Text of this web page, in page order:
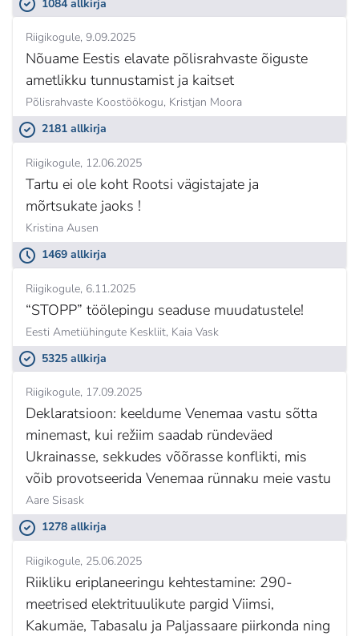
1084 allkirja
Riigikogule 9.09.2025
Nõuame Eestis elavate põlisrahvaste õiguste
ametlikku tunnustamist ja kaitset
Põlisrahvaste Koostöökogu, Kristjan Moora
2181 allkirja
Riigikogule 12.06.2025
Tartu ei ole koht Rootsi vägistajate ja
mõrtsukate jaoks !
Kristina Ausen
1469 allkirja
Riigikogule 6.11.2025
“STOPP” töölepingu seaduse muudatustele!
Eesti Ametiühingute Keskliit, Kaia Vask
5325 allkirja
Riigikogule 17.09.2025
Deklaratsioon: keeldume Venemaa vastu sõtta
minemast, kui režiim saadab ründeväed
Ukrainasse, sekkudes võõrasse konflikti, mis
võib provotseerida Venemaa rünnaku meie vastu
Aare Sisask
1278 allkirja
Riigikogule 25.06.2025
Riikliku eriplaneeringu kehtestamine: 290-
meetrised elektrituulikute pargid Viimsi,
Kakumäe, Tabasalu ja Paljassaare piirkonda ning